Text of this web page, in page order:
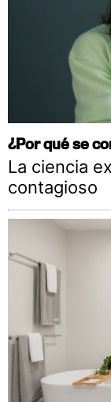
¿Por qué se
La ciencia
contagioso